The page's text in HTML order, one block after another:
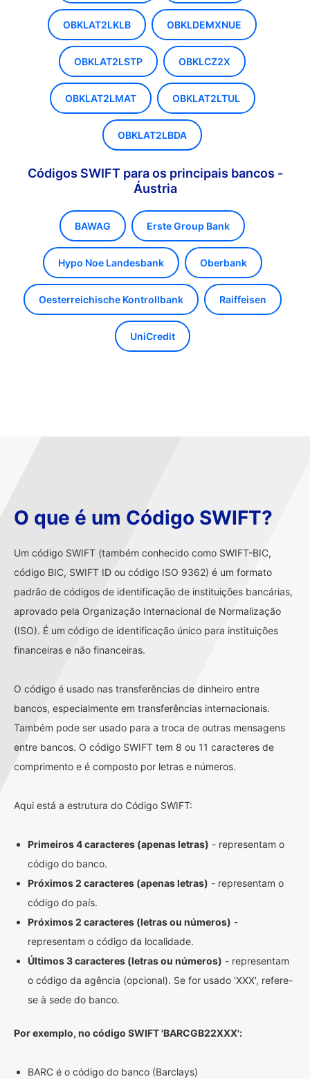
OBKLAT2LKLB OBKLDEMXNUE
OBKLAT2LSTP OBKLCZ2X
OBKLAT2LMAT OBKLAT2LTUL
OBKLAT2LBDA
Códigos SWIFT para os principais bancos -
Áustria
BAWAG Erste Group Bank
Hypo Noe Landesbank Oberbank
Oesterreichische Kontrollbank Raiffeisen
UniCredit
O que é um Código SWIFT?
Um código SWIFT (também conhecido como SWIFT-BIC,
código BIC, SWIFT ID ou código ISO 9362) é um formato
padrão de códigos de identificação de instituições bancárias,
aprovado pela Organização Internacional de Normalização
(ISO). É um código de identificação único para instituições
financeiras e não financeiras.
O código é usado nas transferências de dinheiro entre
bancos, especialmente em transferências internacionais.
Também pode ser usado para a troca de outras mensagens
entre bancos. O código SWIFT tem 8 ou 11 caracteres de
comprimento e é composto por letras e números.
Aqui está a estrutura do Código SWIFT:
Primeiros 4 caracteres (apenas letras) - representam o
código do banco.
Próximos 2 caracteres (apenas letras) - representam o
código do país.
Próximos 2 caracteres (letras ou números) -
representam o código da localidade.
Últimos 3 caracteres (letras ou números) - representam
o código da agência (opcional). Se for usado 'XXX', refere-
se à sede do banco.
Por exemplo, no código SWIFT 'BARCGB22XXX':
BARC é o código do banco (Barclays)